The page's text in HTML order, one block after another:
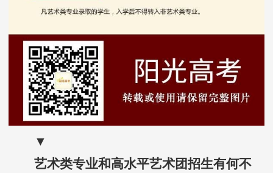
▼
艺术类专业和高水平艺术团招生有何不